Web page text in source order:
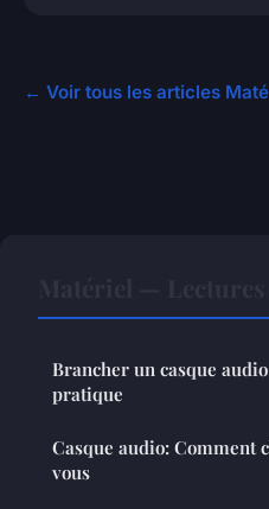
← Voir tous les articles
Brancher un casque
pratique
Casque audio:
vous